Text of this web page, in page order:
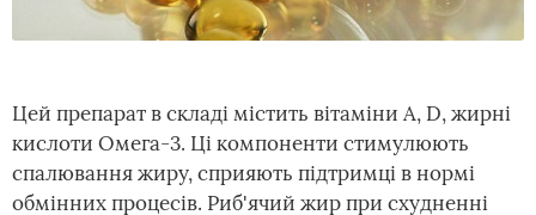
Цей препарат в складі містить вітаміни А, D, жирні
кислоти Омега-3. Ці компоненти стимулюють
спалювання жиру, сприяють підтримці в нормі
обмінних процесів. Риб'ячий жир при схудненні